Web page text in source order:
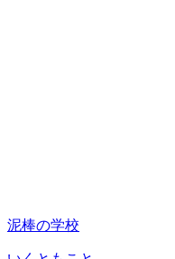
泥棒の学校